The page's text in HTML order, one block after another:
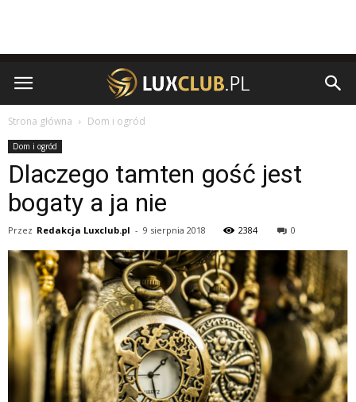
Strona główna Dom i ogród
Dom i ogród
Dlaczego tamten gość jest
bogaty a ja nie
Przez Redakcja Luxclub.pl - 9 sierpnia 2018 2384 0